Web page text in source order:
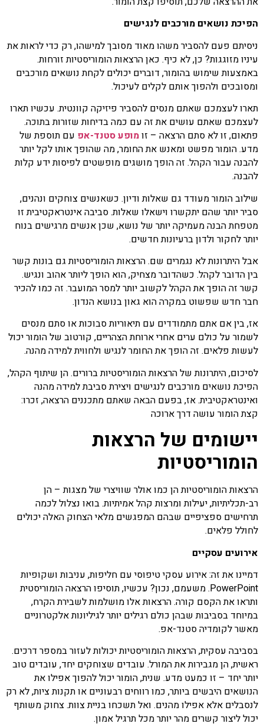
הפיכת נושאים מורכבים לנגישים
ניסיתם פעם להסביר משהו מאוד מסובך למישהו, רק כדי לראות את
עיניו מזוגגות? כן, לא כיף. כאן הרצאות הומוריסטיות זורחות.
באמצעות שימוש בהומור, דוברים יכולים לקחת נושאים מורכבים
ומסובכים ולהפוך אותם לקלים לעיכול.
תארו לעצמכם שאתם מנסים להסביר פיזיקה קוונטית. עכשיו תארו
לעצמכם שאתם עושים את זה עם כמה בדיחות שזורות בתוכה.
פתאום, זו לא סתם הרצאה – זומופע סטנד-אפ עם תוספת של
מדע. הומור מפשט ומאנש את החומר, מה שהופך אותו לקל יותר
להבנה עבור הקהל. זה הופך מושגים מופשטים לפיסות ידע קלות
להבנה.
שילוב הומור מעודד גם שאלות ודיון. כשאנשים צוחקים ונהנים,
סביר יותר שהם יתקשרו וישאלו שאלות. סביבה אינטראקטיבית זו
מטפחת הבנה מעמיקה יותר של נושא, שכן אנשים מרגישים בנוח
יותר לחקור ולדון ברעיונות חדשים.
אבל היתרונות לא נגמרים שם. הרצאות הומוריסטיות גם בונות קשר
בין הדובר לקהל. כשהדובר מצחיק, הוא הופך ליותר אהוב ונגיש.
קשר זה הופך את הקהל לקשוב יותר למסר המועבר. זה כמו להכיר
חבר חדש שפשוט במקרה הוא גאון בנושא הנדון.
אז, בין אם אתם מתמודדים עם תיאוריות סבוכות או סתם מנסים
לשמור על כולם ערים אחרי ארוחת הצהריים, קורטוב של הומור יכול
לעשות פלאים. זה הופך את החומר לנגיש ולחווית למידה מהנה.
לסיכום, היתרונות של הרצאות הומוריסטיות ברורים. הן שיתוף הקהל,
הפיכת נושאים מורכבים לנגישים ויצירת סביבת למידה מהנה
ואינטראקטיבית. אז, בפעם הבאה שאתם מתכננים הרצאה, זכרו:
קצת הומור עושה דרך ארוכה
יישומים של הרצאות
הומוריסטיות
הרצאות הומוריסטיות הן כמו אולר שוויצרי של מצגות – הן
רב-תכליתיות, יעילות ומרצות קהל אמיתיות. בואו נצלול לכמה
תרחישים ספציפיים שבהם המפגשים מלאי הצחוק האלה יכולים
לחולל פלאים.
אירועים עסקיים
דמיינו את זה: אירוע עסקי טיפוסי עם חליפות, עניבות ושקופיות
PowerPoint. משעמם, נכון? עכשיו, תוסיפו הרצאה הומוריסטית
ותראו את הקסם קורה. הרצאות אלו מושלמות לשבירת הקרח,
במיוחד בסביבות שבהן כולם רגילים יותר לגיליונות אלקטרוניים
מאשר לקומדיה סטנד-אפ.
בסביבה עסקית, הרצאות הומוריסטיות יכולות לעזור במספר דרכים.
ראשית, הן מגבירות את המורל. עובדים שצוחקים יחד, עובדים טוב
יותר יחד – זו כמעט מדע. שנית, הומור יכול להפוך אפילו את
הנושאים היבשים ביותר, כמו רווחים רבעוניים או תקנות ציות, לא רק
לנסבלים אלא אפילו מהנים. ואל תשכחו בניית צוות. צחוק משותף
יכול ליצור קשרים מהר יותר מכל תרגיל אמון.